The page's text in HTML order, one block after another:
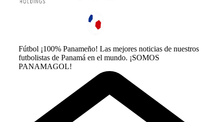
Fútbol ¡100% Panameño! Las mejores noticias de nuestros
futbolistas de Panamá en el mundo. ¡SOMOS
PANAMAGOL!